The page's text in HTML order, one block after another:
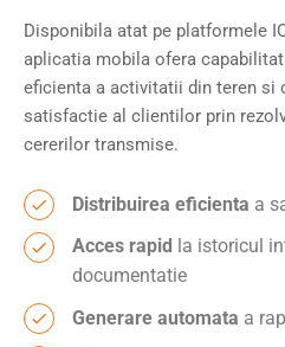
Disponibila atat pe platformele
aplicatia mobila ofera
eficienta a activitatii din teren si
satisfactie al clientilor prin
cererilor transmise.
Distribuirea eficienta a
Acces rapid
la istoricul
documentatie
Generare automata a